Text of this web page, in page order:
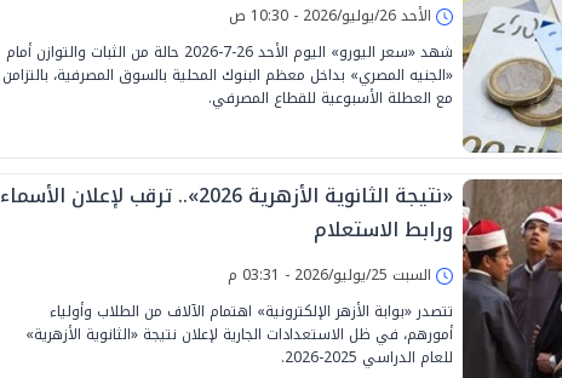
الأحد 26/يوليو/2026 - 10:30 ص
شهد «سعر اليورو» اليوم الأحد 26-7-2026 حالة من الثبات والتوازن أمام
«الجنيه المصري» بداخل معظم البنوك المحلية بالسوق المصرفية، بالتزامن
مع العطلة الأسبوعية للقطاع المصرفي.
«نتيجة الثانوية الأزهرية 2026».. ترقب لإعلان الأسماء
ورابط الاستعلام
السبت 25/يوليو/2026 - 03:31 م
تتصدر «بوابة الأزهر الإلكترونية» اهتمام الآلاف من الطلاب وأولياء
أمورهم، في ظل الاستعدادات الجارية لإعلان نتيجة «الثانوية الأزهرية»
للعام الدراسي 2025-2026.